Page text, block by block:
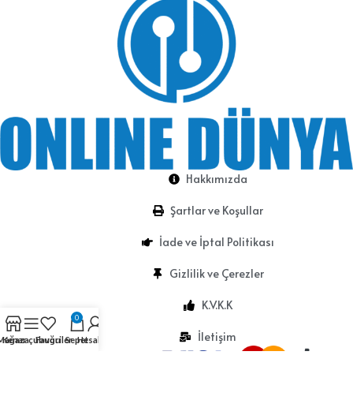
Hakkımızda
Şartlar ve Koşullar
İade ve İptal Politikası
Gizlilik ve Çerezler
K.V.K.K
İletişim
Kenar çubuğu
Favoriler
0
SepetHesabım